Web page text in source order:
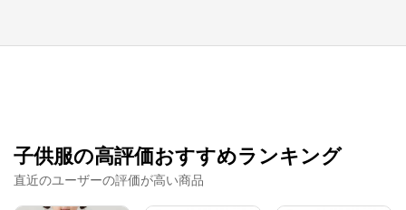
子供服の高評価おすすめランキング
直近のユーザーの評価が高い商品